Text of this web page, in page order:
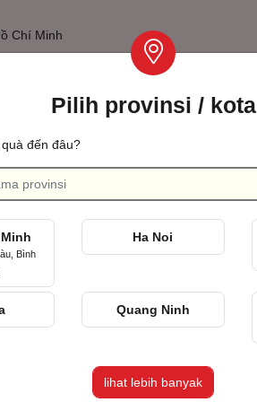
Chí Minh
pernikahan
Pilih provinsi / kota
đến đâu?
Bình
Ha Noi
Quang Ninh
lihat lebih banyak